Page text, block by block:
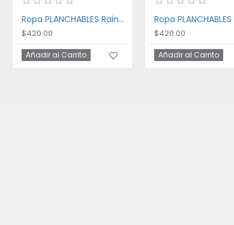
Ropa PLANCHABLES Rainbow
$420.00
Añadir al Carrito
$420.00
Añadir al Carrito